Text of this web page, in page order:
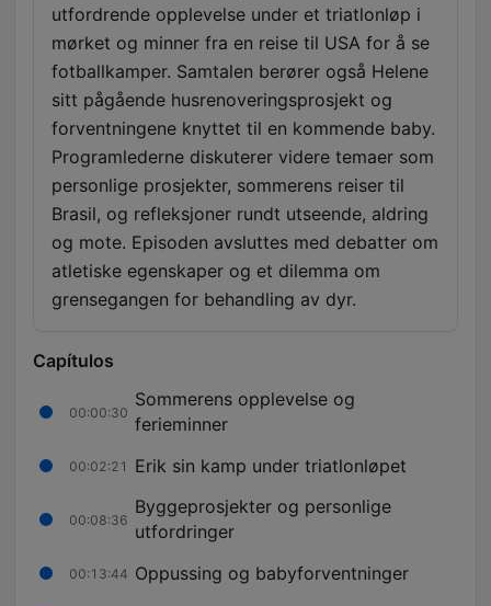
utfordrende opplevelse under et triatlonløp i
mørket og minner fra en reise til USA for å se
fotballkamper. Samtalen berører også Helene
sitt pågående husrenoveringsprosjekt og
forventningene knyttet til en kommende baby.
Programlederne diskuterer videre temaer som
personlige prosjekter, sommerens reiser til
Brasil, og refleksjoner rundt utseende, aldring
og mote. Episoden avsluttes med debatter om
atletiske egenskaper og et dilemma om
grensegangen for behandling av dyr.
Capítulos
00:00:30
Sommerens opplevelse og
ferieminner
00:02:21 Erik sin kamp under triatlonløpet
00:08:36
Byggeprosjekter og personlige
utfordringer
00:13:44 Oppussing og babyforventninger